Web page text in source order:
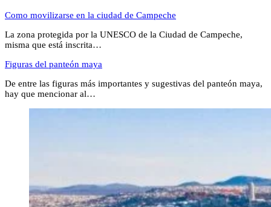
Como movilizarse en la ciudad de Campeche
La zona protegida por la UNESCO de la Ciudad de Campeche,
misma que está inscrita…
Figuras del panteón maya
De entre las figuras más importantes y sugestivas del panteón maya,
hay que mencionar al…